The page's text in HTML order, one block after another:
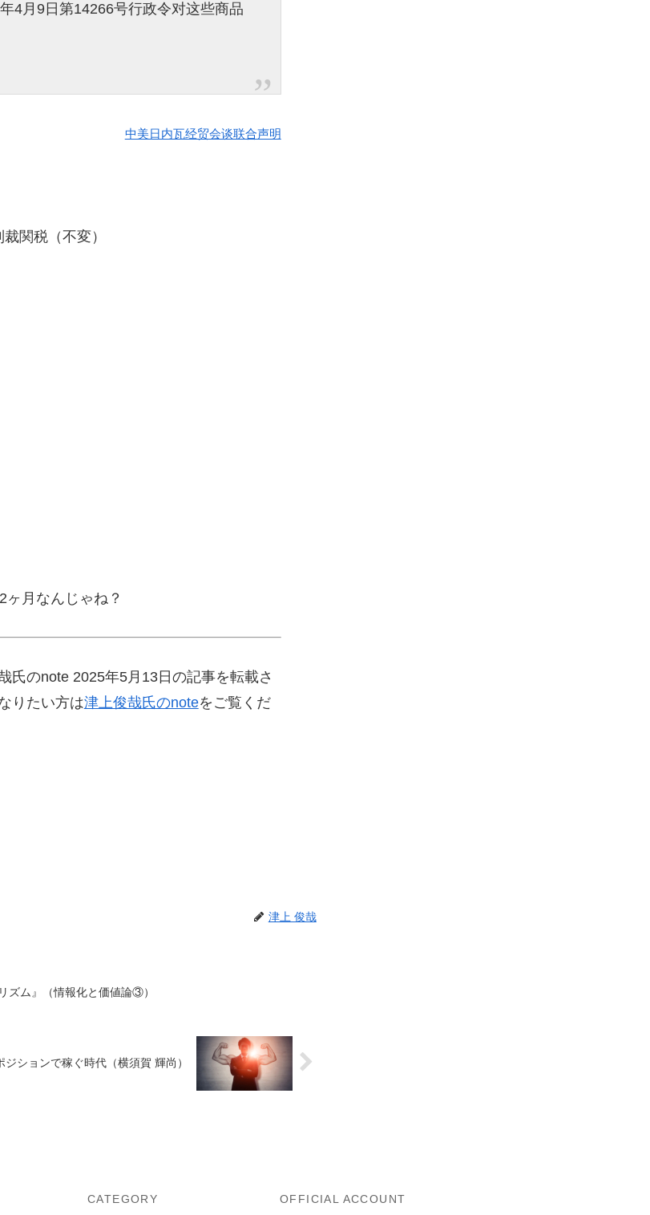
4月9日第14266号行政令对这些商品
中美日内瓦经贸会谈联合声明
関税（不変）
月なんじゃね？
氏のnote 2025年5月13日の記事を転載さ
りたい方は津上俊哉氏のnoteをご覧くだ
津上 俊哉
ズム』（情報化と価値論③）
ジションで稼ぐ時代（横須賀 輝尚）
CATEGORY OFFICIAL ACCOUNT